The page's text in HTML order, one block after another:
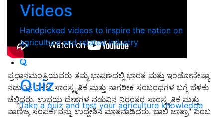
Videos
Handpicked videos to inspire the nation on
agriculture and related industry
Quiz
Take a quiz and test your agriculture knowledge
ಪ್ರಧಾನಮಂತ್ರಿಯವರು ತಮ್ಮ ಭಾಷಣದಲ್ಲಿ ಭಾರತ ಮತ್ತು ಇಂಡೋನೇಷ್ಯಾ
ನಡುವಿನ ನಿಕಟ ಸಾಂಸ್ಕೃತಿಕ ಮತ್ತು ನಾಗರೀಕ ಸಂಬಂಧಗಳ ಬಗ್ಗೆ ಬೆಳಕು
ಚೆಲ್ಲಿದರು. ಉಭಯ ದೇಶಗಳ ನಡುವಿನ ನಿರಂತರ ಸಾಂಸ್ಕೃತಿಕ ಮತ್ತು
ವಾಣಿಜ್ಯ ಸಂಪರ್ಕವನ್ನು ಉದ್ದೇಶಿಸಿ ಮಾತನಾಡಿದರು. ಬಾಲಿ ಜಾತ್ರಾ" ಎಂಬ